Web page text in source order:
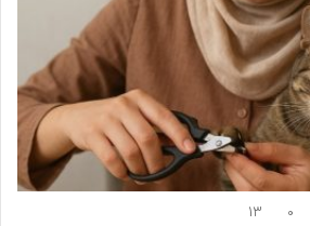
0
13